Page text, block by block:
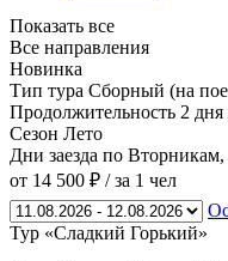
Показать все
Все направления
Новинка
Тип тура Сборный (на
Продолжительность 2 дня
Сезон Лето
Дни заезда по Вторникам,
от 14 500 ₽ / за 1 чел
Тур «Сладкий Горький»